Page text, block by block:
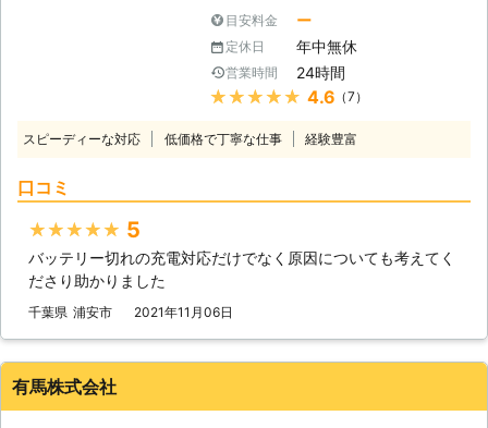
ているかもしれません。車は放ってお
いても自然放電をおこなっているの
で、勝手にバッテリー内の電気は消耗
していきます。そのため、長いこと車
せるだけの電力が無くなってしまうの
んな原因がある 車の放置だけではな
原因があります。下記に紹介していき
目安料金 ー
定休日 年中無休
営業時間 24時間
★★★★★ 4.6 （7）
スピーディーな対応 低価格で丁寧な仕事 経験豊富
口コミ
★★★★★ 5
バッテリー切れの充電対応だけでなく原因についても考えてく
ださり助かりました
千葉県 浦安市 2021年11月06日
有馬株式会社